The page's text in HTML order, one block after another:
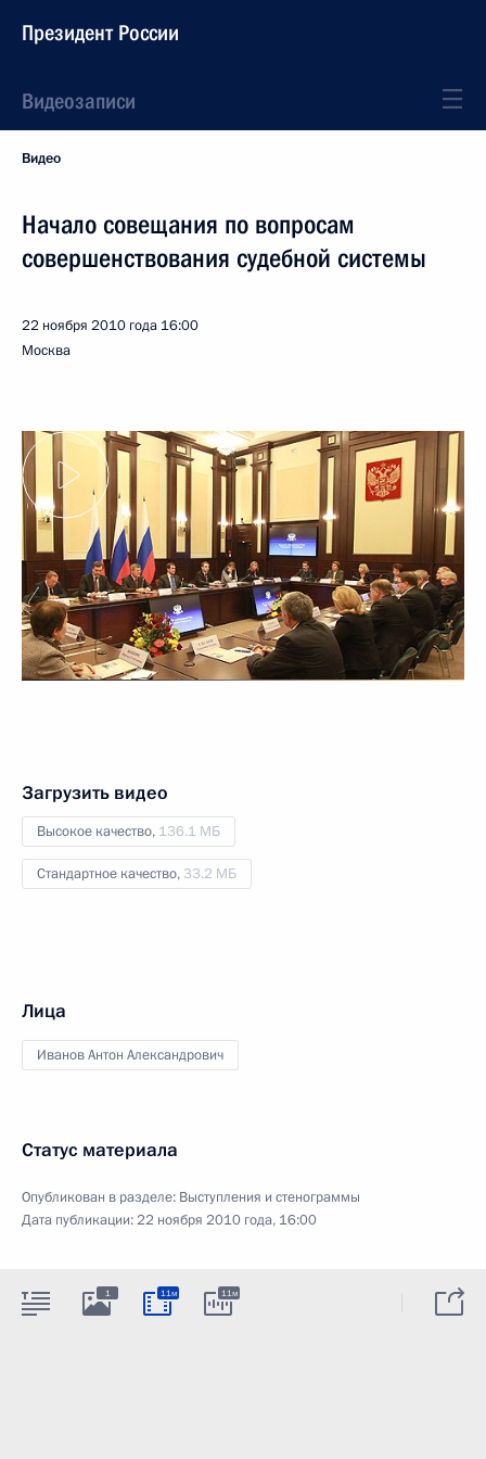
Президент России
Видеозаписи
Видео
Начало совещания по вопросам
совершенствования судебной системы
22 ноября 2010 года 16:00
Москва
Загрузить видео
Высокое качество, 136.1 МБ
Стандартное качество, 33.2 МБ
Лица
Иванов Антон Александрович
Статус материала
Опубликован в разделе: Выступления и стенограммы
Дата публикации:22 ноября 2010 года, 16:00
1 11м 11м